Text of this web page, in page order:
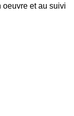
oeuvre et au suivi